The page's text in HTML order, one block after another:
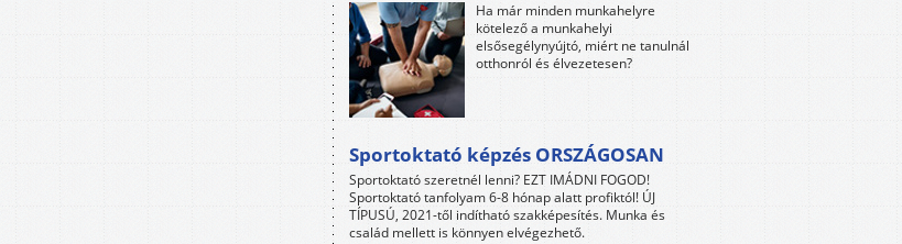
Ha már minden munkahelyre
kötelező a munkahelyi
elsősegélynyújtó, miért ne tanulnál
otthonról és élvezetesen?
Sportoktató képzés ORSZÁGOSAN
Sportoktató szeretnél lenni? EZT IMÁDNI FOGOD!
Sportoktató tanfolyam 6-8 hónap alatt profiktól! ÚJ
TÍPUSÚ, 2021-től indítható szakképesítés. Munka és
család mellett is könnyen elvégezhető.